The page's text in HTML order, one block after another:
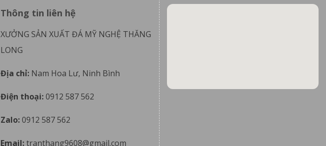
Thông tin liên hệ
XƯỞNG SẢN XUẤT ĐÁ MỸ NGHỆ THĂNG
LONG
Địa chỉ: Nam Hoa Lư, Ninh Bình
Điện thoại:0912 587 562
Zalo:0912 587 562
Email:tranthang9608@gmail.com